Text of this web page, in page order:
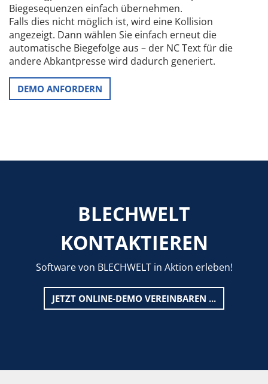
Biegesequenzen einfach übernehmen.
Falls dies nicht möglich ist, wird eine Kollision
angezeigt. Dann wählen Sie einfach erneut die
automatische Biegefolge aus – der NC Text für die
andere Abkantpresse wird dadurch generiert.
DEMO ANFORDERN
BLECHWELT
KONTAKTIEREN
Software von BLECHWELT in Aktion erleben!
JETZT ONLINE-DEMO VEREINBAREN ...